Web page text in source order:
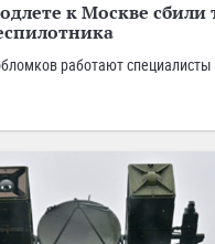
к Москве сбили
работают